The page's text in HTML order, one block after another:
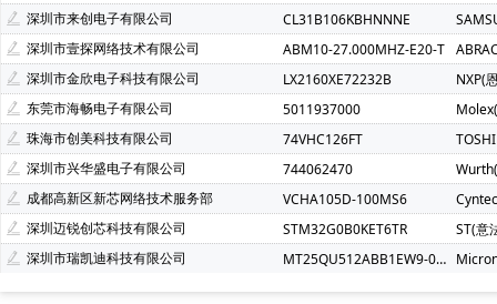
深圳市来创电子有限公司
CL31B106KBHNNNE
深圳市壹探网络技术有限公司
ABM10-27.000MHZ-E20-T
深圳市金欣电子科技有限公司
LX2160XE72232B
NXP(
东莞市海畅电子有限公司
5011937000
珠海市创美科技有限公司
74VHC126FT
深圳市兴华盛电子有限公司
744062470
成都高新区新芯网络技术服务部
VCHA105D-100MS6
深圳迈锐创芯科技有限公司
STM32G0B0KET6TR
ST(意
深圳市瑞凯迪科技有限公司
MT25QU512ABB1EW9-0SIT